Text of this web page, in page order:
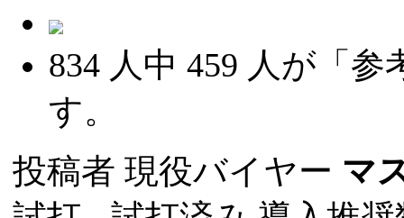
834 人中 459 人が「参
す。
投稿者 現役バイヤー マ